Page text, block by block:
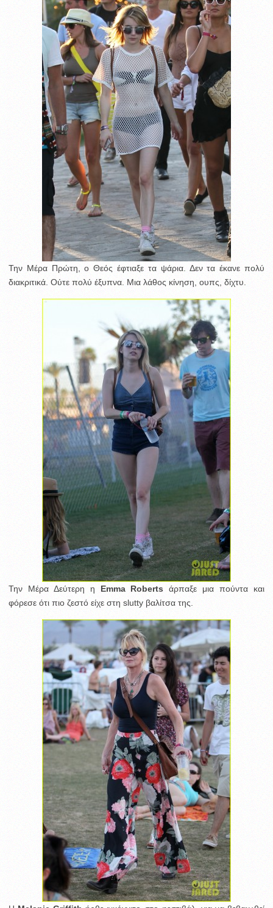
Την Μέρα Πρώτη, ο Θεός έφτιαξε τα ψάρια. Δεν τα έκανε πολύ
διακριτικά. Ούτε πολύ έξυπνα. Μια λάθος κίνηση, ουπς, δίχτυ.
Την Μέρα Δεύτερη η Emma Roberts άρπαξε μια πούντα και
φόρεσε ότι πιο ζεστό είχε στη slutty βαλίτσα της.